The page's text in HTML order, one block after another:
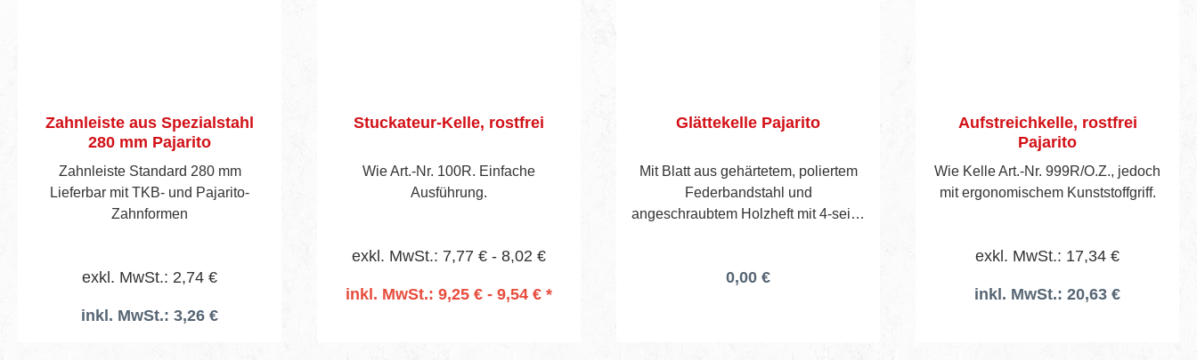
Zahnleiste aus Spezialstahl
280 mm Pajarito
Zahnleiste Standard 280 mm
Lieferbar mit TKB- und Pajarito-
Zahnformen
exkl. MwSt.: 2,74 €
inkl. MwSt.: 3,26 €
Stuckateur-Kelle, rostfrei
Wie Art.-Nr. 100R. Einfache
Ausführung.
exkl. MwSt.: 7,77 € - 8,02 €
inkl. MwSt.: 9,25 € - 9,54 € *
Glättekelle Pajarito
Mit Blatt aus gehärtetem, poliertem
Federbandstahl und
angeschraubtem Holzheft mit 4-seitig
0,00 €
Aufstreichkelle, rostfrei
Pajarito
Wie Kelle Art.-Nr. 999R/O.Z., jedoch
mit ergonomischem Kunststoffgriff.
exkl. MwSt.: 17,34 €
inkl. MwSt.: 20,63 €